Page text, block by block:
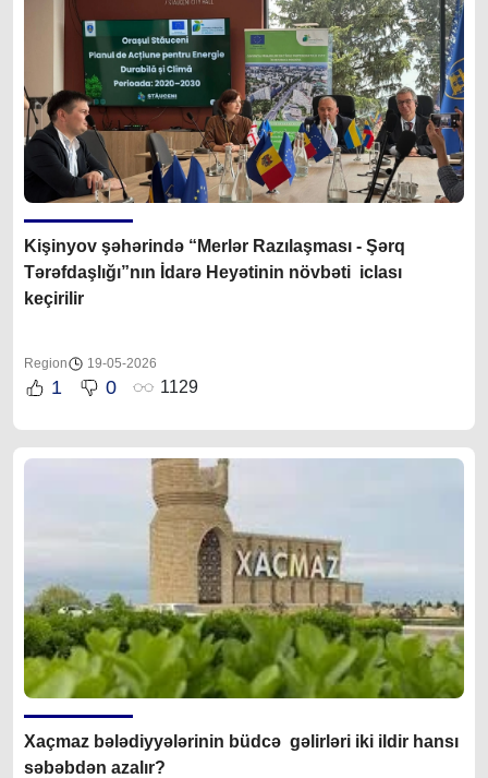
Kişinyov şəhərində “Merlər Razılaşması - Şərq
Tərəfdaşlığı”nın İdarə Heyətinin növbəti iclası
keçirilir
Region 19-05-2026
1 0 1129
Xaçmaz bələdiyyələrinin büdcə gəlirləri iki ildir hansı
səbəbdən azalır?